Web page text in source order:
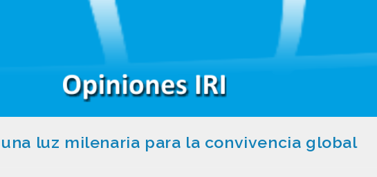
luz milenaria para la convivencia global